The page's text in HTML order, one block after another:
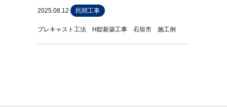
2025.08.12 民間工事
プレキャスト工法 H邸新築工事 石垣市 施工例